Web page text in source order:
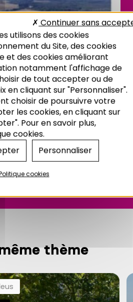
thème
utilisons des cookies
du Site, des cookies
et des cookies améliorant
notamment l'affichage de
de tout accepter ou de
en cliquant sur "Personnaliser".
choisir de poursuivre votre
les cookies, en cliquant sur
Pour en savoir plus,
cookies.
Continuer sans
Personnaliser
cookies